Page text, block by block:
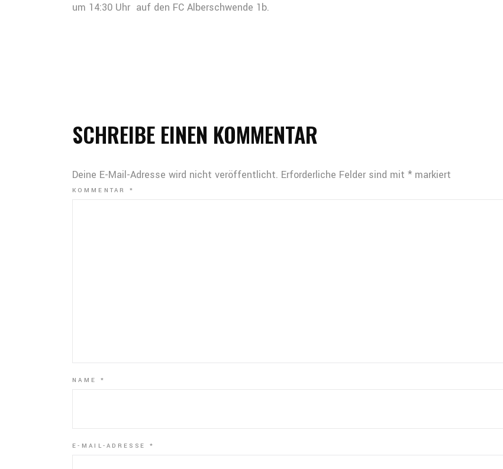
um 14:30 Uhr auf den FC Alberschwende 1b.
SCHREIBE EINEN KOMMENTAR
Deine E-Mail-Adresse wird nicht veröffentlicht. Erforderliche Felder sind mit * markiert
KOMMENTAR*
NAME *
E-MAIL-ADRESSE *